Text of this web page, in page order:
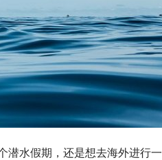
潜水假期，还是想去海外进行